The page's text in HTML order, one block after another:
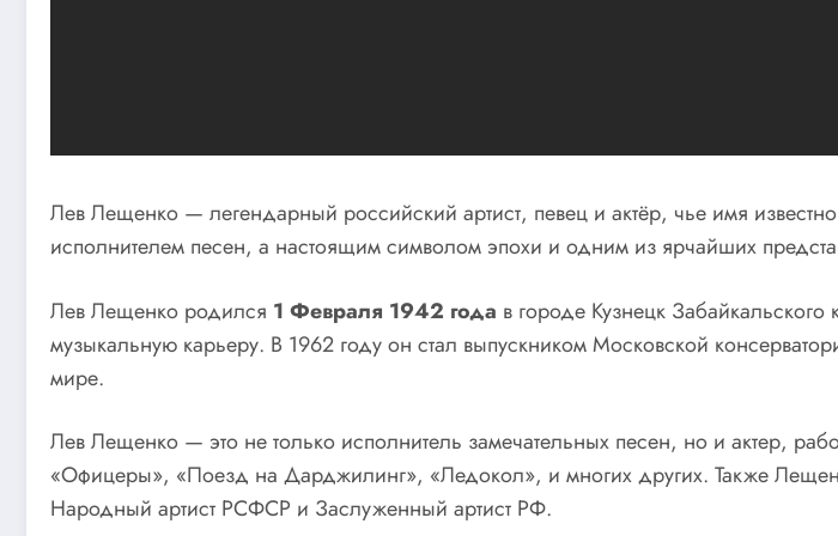
Лев Лещенко — легендарный российский артист, певец и актёр, чье имя
исполнителем песен, а настоящим символом эпохи и одним из ярчайших
Лев Лещенко родился 1 Февраля 1942 года в городе Кузнецк
музыкальную карьеру. В 1962 году он стал выпускником Московской
мире.
Лев Лещенко — это не только исполнитель замечательных песен, но и актер,
«Офицеры», «Поезд на Дарджилинг», «Ледокол», и многих других. Также
Народный артист РСФСР и Заслуженный артист РФ.